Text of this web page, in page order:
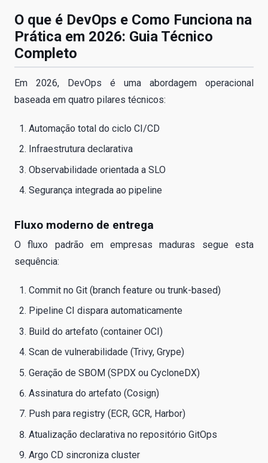
O que é DevOps e Como Funciona na
Prática em 2026: Guia Técnico
Completo
Em 2026, DevOps é uma abordagem operacional
baseada em quatro pilares técnicos:
Automação total do ciclo CI/CD
Infraestrutura declarativa
Observabilidade orientada a SLO
Segurança integrada ao pipeline
Fluxo moderno de entrega
O fluxo padrão em empresas maduras segue esta
sequência:
Commit no Git (branch feature ou trunk-based)
Pipeline CI dispara automaticamente
Build do artefato (container OCI)
Scan de vulnerabilidade (Trivy, Grype)
Geração de SBOM (SPDX ou CycloneDX)
Assinatura do artefato (Cosign)
Push para registry (ECR, GCR, Harbor)
Atualização declarativa no repositório GitOps
Argo CD sincroniza cluster